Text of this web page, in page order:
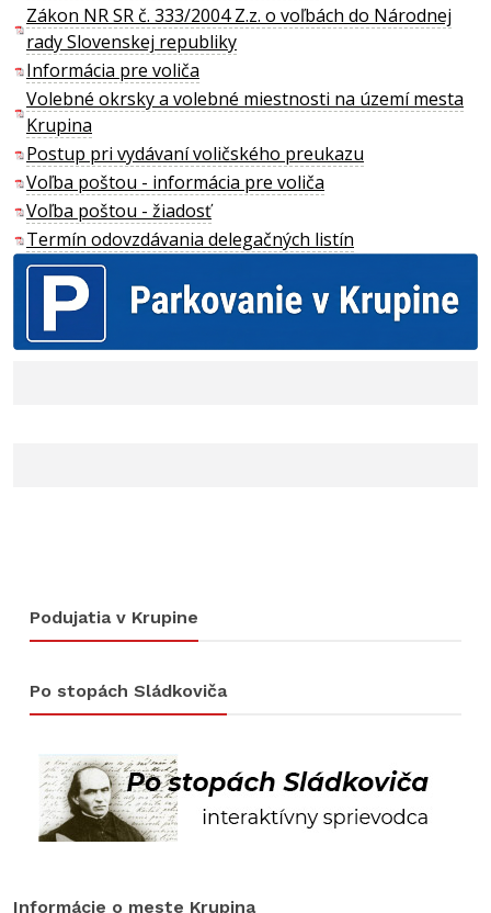
Zákon NR SR č. 333/2004 Z.z. o voľbách do Národnej
rady Slovenskej republiky
Informácia pre voliča
Volebné okrsky a volebné miestnosti na území mesta
Krupina
Postup pri vydávaní voličského preukazu
Voľba poštou - informácia pre voliča
Voľba poštou - žiadosť
Termín odovzdávania delegačných listín
Podujatia v Krupine
Po stopách Sládkoviča
Informácie o meste Krupina